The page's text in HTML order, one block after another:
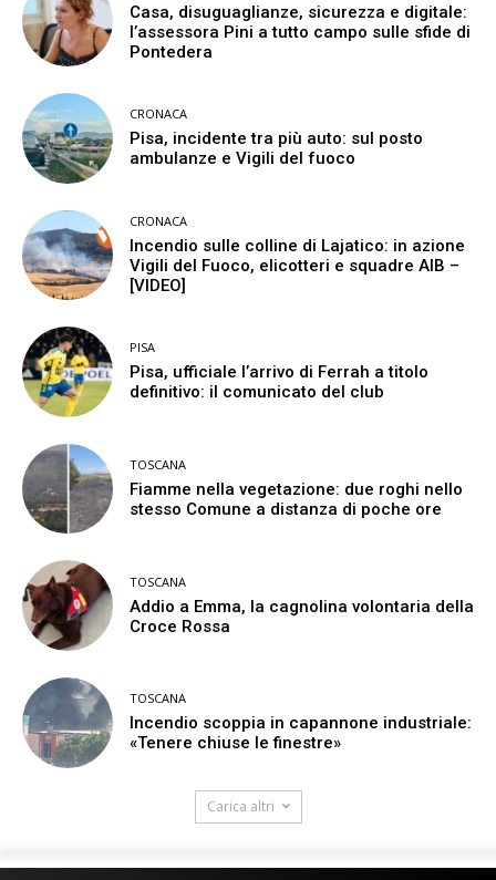
Casa, disuguaglianze, sicurezza e digitale:
l’assessora Pini a tutto campo sulle sfide di
Pontedera
CRONACA
Pisa, incidente tra più auto: sul posto
ambulanze e Vigili del fuoco
CRONACA
Incendio sulle colline di Lajatico: in azione
Vigili del Fuoco, elicotteri e squadre AIB –
[VIDEO]
PISA
Pisa, ufficiale l’arrivo di Ferrah a titolo
definitivo: il comunicato del club
TOSCANA
Fiamme nella vegetazione: due roghi nello
stesso Comune a distanza di poche ore
TOSCANA
Addio a Emma, la cagnolina volontaria della
Croce Rossa
TOSCANA
Incendio scoppia in capannone industriale:
«Tenere chiuse le finestre»
Carica altri